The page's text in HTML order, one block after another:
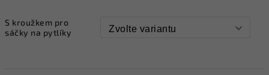
S kroužkem pro
sáčky na pytlíky